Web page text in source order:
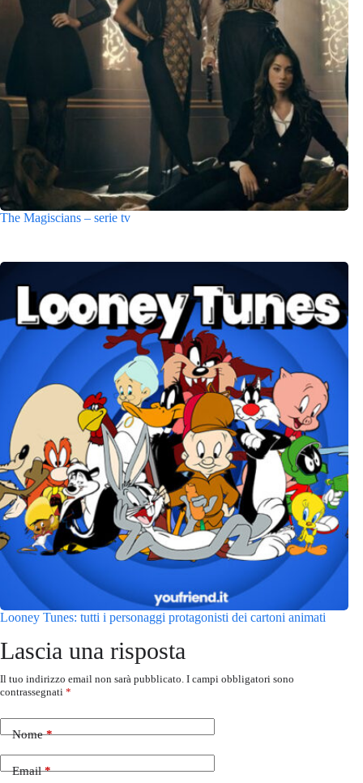
The Magiscians – serie tv
Looney Tunes: tutti i personaggi protagonisti dei cartoni animati
Lascia una risposta
Il tuo indirizzo email non sarà pubblicato. I campi obbligatori sono
contrassegnati *
Nome*
Email*